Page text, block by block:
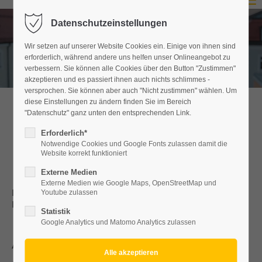
Login
Benutzername
Passwort
Anmelden
Register|Lost your password?
Support
Lorem ipsum dolor sit amet:
Infos für neue Blockschüler*innen
der Berufsschulen I,II,III
Im Bereich"Aufnahme"
Informationen zum Antrag auf einen Heimplatz.
Anreise zur Blockwoche
Datenschutzeinstellungen
Wir setzen auf unserer Website Cookies ein. Einige von ihnen sind
erforderlich, während andere uns helfen unser Onlineangebot zu
verbessern. Sie können alle Cookies über den Button "Zustimmen"
akzeptieren und es passiert ihnen auch nichts schlimmes -
versprochen. Sie können aber auch "Nicht zustimmen" wählen. Um
diese Einstellungen zu ändern finden Sie im Bereich
"Datenschutz" ganz unten den entsprechenden Link.
Erforderlich*
Notwendige Cookies und Google Fonts zulassen damit die
Website korrekt funktioniert
Externe Medien
Externe Medien wie Google Maps, OpenStreetMap und
Youtube zulassen
Statistik
Google Analytics und Matomo Analytics zulassen